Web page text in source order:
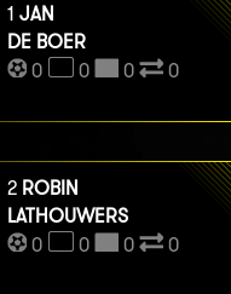
1 JAN
DE BOER
0
0 0 0
2 ROBIN
LATHOUWERS
0
0 0 0